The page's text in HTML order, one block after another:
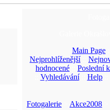
Main Page
Nejprohlíženější::
hodnocené
Poslední
Vyhledávání:: Help::
Fotogalerie Akce2008